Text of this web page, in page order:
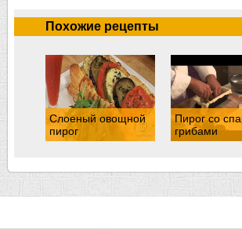
Похожие рецепты
Слоеный овощной
пирог
Пирог со
грибами